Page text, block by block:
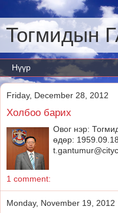
Тогмидын
Friday, December 28, 2012
Холбоо барих
Овог нэр:
өдөр:
1 comment:
Monday, November 19, 2012